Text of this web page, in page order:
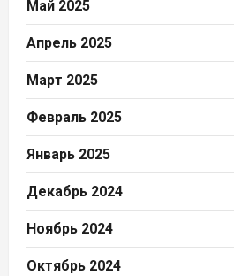
Май 2025
Апрель 2025
Март 2025
Февраль 2025
Январь 2025
Декабрь 2024
Ноябрь 2024
Октябрь 2024